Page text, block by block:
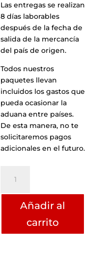
Las entregas se realizan
8 días laborables
después de la fecha de
salida de la mercancía
del país de origen.
Todos nuestros
paquetes llevan
incluidos los gastos que
pueda ocasionar la
aduana entre países.
De esta manera, no te
solicitaremos pagos
adicionales en el futuro.
GRANDE
150
Añadir al
carrito